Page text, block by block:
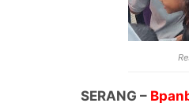
SERANG –